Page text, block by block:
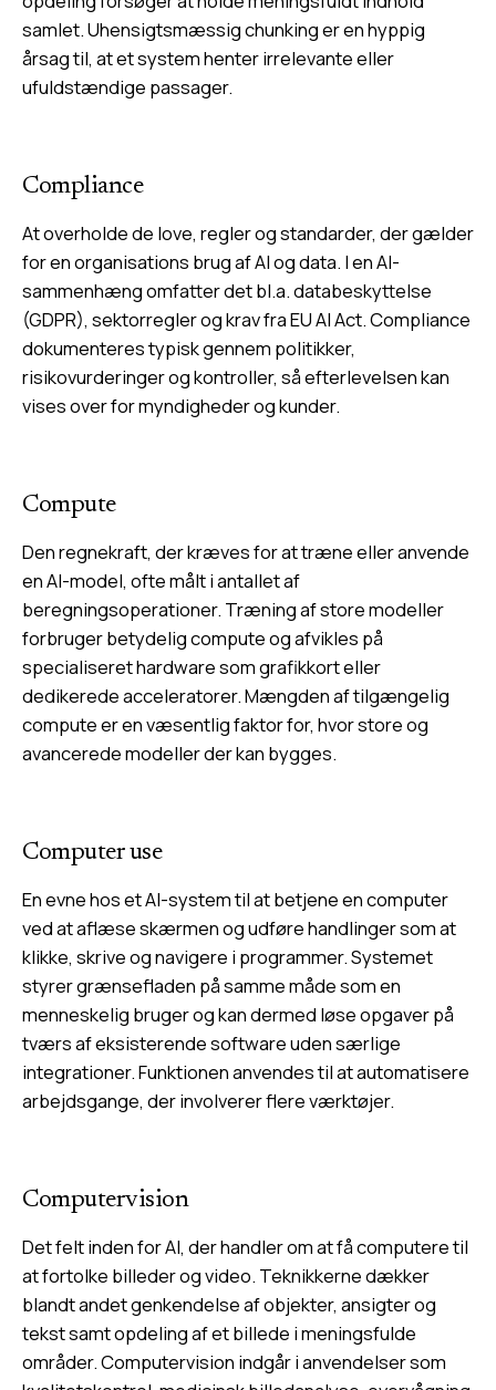
samlet. Uhensigtsmæssig chunking er en hyppig
årsag til, at et system henter irrelevante eller
ufuldstændige passager.
Compliance
At overholde de love, regler og standarder, der gælder
for en organisations brug af AI og data. I en AI-
sammenhæng omfatter det bl.a. databeskyttelse
(GDPR), sektorregler og krav fra EU AI Act. Compliance
dokumenteres typisk gennem politikker,
risikovurderinger og kontroller, så efterlevelsen kan
vises over for myndigheder og kunder.
Compute
Den regnekraft, der kræves for at træne eller anvende
en AI-model, ofte målt i antallet af
beregningsoperationer. Træning af store modeller
forbruger betydelig compute og afvikles på
specialiseret hardware som grafikkort eller
dedikerede acceleratorer. Mængden af tilgængelig
compute er en væsentlig faktor for, hvor store og
avancerede modeller der kan bygges.
Computer use
En evne hos et AI-system til at betjene en computer
ved at aflæse skærmen og udføre handlinger som at
klikke, skrive og navigere i programmer. Systemet
styrer grænsefladen på samme måde som en
menneskelig bruger og kan dermed løse opgaver på
tværs af eksisterende software uden særlige
integrationer. Funktionen anvendes til at automatisere
arbejdsgange, der involverer flere værktøjer.
Computervision
Det felt inden for AI, der handler om at få computere til
at fortolke billeder og video. Teknikkerne dækker
blandt andet genkendelse af objekter, ansigter og
tekst samt opdeling af et billede i meningsfulde
områder. Computervision indgår i anvendelser som